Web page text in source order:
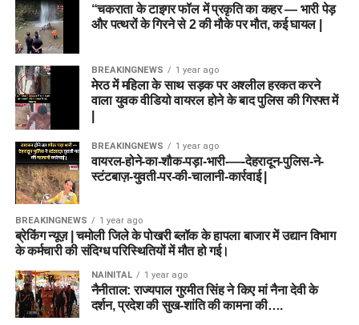
“चकराता के टाइगर फॉल में प्रकृति का कहर — भारी पेड़
और पत्थरों के गिरने से 2 की मौके पर मौत, कई घायल |
BREAKINGNEWS 1 year ago
मेरठ में महिला के साथ सड़क पर अश्लील हरकत करने
वाला युवक वीडियो वायरल होने के बाद पुलिस की गिरफ्त में
BREAKINGNEWS 1 year ago
वायरल-होने-का-शौक-पड़ा-भारी-—-देहरादून-पुलिस-ने-
स्टंटबाज़-युवती-पर-की-चालानी-कार्रवाई |
BREAKINGNEWS 1 year ago
ब्रेकिंग न्यूज़ | चमोली जिले के पोखरी ब्लॉक के हापला बाजार में उद्यान विभाग
के कर्मचारी की संदिग्ध परिस्थितियों में मौत हो गई।
NAINITAL 1 year ago
नैनीताल: राज्यपाल गुरमीत सिंह ने किए मां नैना देवी के
दर्शन, प्रदेश की सुख-शांति की कामना की….